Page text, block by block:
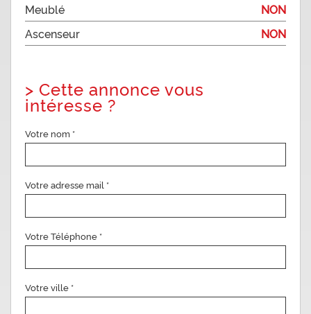
Meublé
NON
Ascenseur
NON
> Cette annonce vous
intéresse ?
Votre nom *
Votre adresse mail *
Votre Téléphone *
Votre ville *